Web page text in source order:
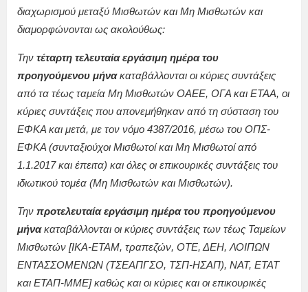
διαχωρισμού μεταξύ Μισθωτών και Μη Μισθωτών και
διαμορφώνονται ως ακολούθως:
Την τέταρτη τελευταία εργάσιμη ημέρα του
προηγούμενου μήνακαταβάλλονται οι κύριες συντάξεις
από τα τέως ταμεία Μη Μισθωτών ΟΑΕΕ, ΟΓΑ και ΕΤΑΑ, οι
κύριες συντάξεις που απονεμήθηκαν από τη σύσταση του
ΕΦΚΑ και μετά, με τον νόμο 4387/2016, μέσω του ΟΠΣ-
ΕΦΚΑ (συνταξιούχοι Μισθωτοί και Μη Μισθωτοί από
1.1.2017 και έπειτα) και όλες οι επικουρικές συντάξεις του
ιδιωτικού τομέα (Μη Μισθωτών και Μισθωτών).
Την προτελευταία εργάσιμη ημέρα του προηγούμενου
μήνακαταβάλλονται οι κύριες συντάξεις των τέως Ταμείων
Μισθωτών [ΙΚΑ-ΕΤΑΜ, τραπεζών, ΟΤΕ, ΔΕΗ, ΛΟΙΠΩΝ
ΕΝΤΑΣΣΟΜΕΝΩΝ (ΤΣΕΑΠΓΣΟ, ΤΣΠ-ΗΣΑΠ), ΝΑΤ, ΕΤΑΤ
και ΕΤΑΠ-ΜΜΕ] καθώς και οι κύριες και οι επικουρικές